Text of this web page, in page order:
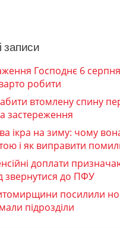
записи
Господнє 6
робити
втомлену спину
застереження
ікра на зиму: чому
і як виправити
доплати
звернутися до ПФУ
посилили
підрозділи